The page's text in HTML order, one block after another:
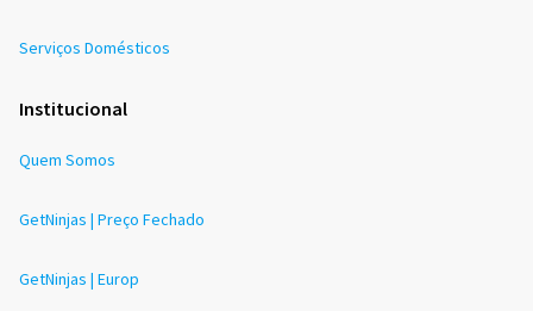
Serviços Domésticos
Institucional
Quem Somos
GetNinjas | Preço Fechado
GetNinjas | Europ